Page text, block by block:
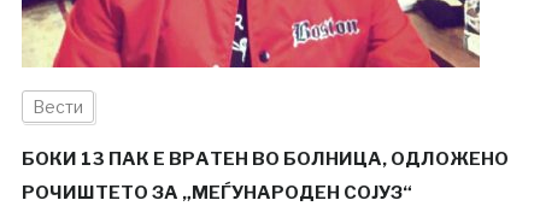
Вести
БОКИ 13 ПАК Е ВРАТЕН ВО БОЛНИЦА, ОДЛОЖЕНО
РОЧИШТЕТО ЗА „МЕЃУНАРОДЕН СОЈУЗ“